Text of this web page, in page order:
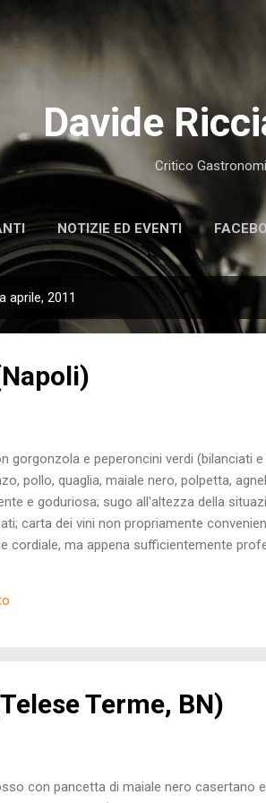
Davide
Critico
NOTIZIE ED EVENTI
aprile, 2011
gorgonzola e peperoncini verdi (bilanciati
pollo, quaglia, maiale nero, polpetta,
e goduriosa; sugo all'altezza della
carta dei vini non propriamente
cordiale, ma appena sufficientemente
zavorrata da un rapporto qualità/prezzo
Terme, BN)
con pancetta di maiale nero